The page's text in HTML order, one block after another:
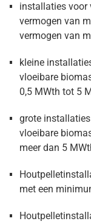
installaties voor
vermogen van
vermogen van
kleine
vloeibare
0,5 MWth tot 5
grote
vloeibare
meer dan 5
met een